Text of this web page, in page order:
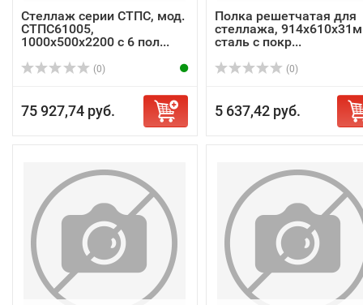
Стеллаж серии СТПС, мод.
СТПС61005,
1000х500х2200 с 6 пол...
(0)
75 927,74 руб.
Полка решетчатая для
стеллажа,
сталь с покр...
(0)
5 637,42 руб.